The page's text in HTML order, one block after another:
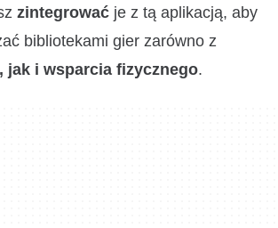
zintegrować je z tą aplikacją, aby
bibliotekami gier zarówno z
jak i wsparcia fizycznego.